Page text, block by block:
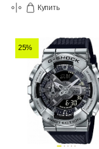
Купить
25%